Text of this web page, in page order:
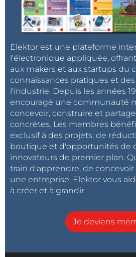
Elektor est une plateforme
l'électronique appliquée,
aux makers et aux startups du
connaissances pratiques et
l'industrie. Depuis les années
encouragé une communauté
concevoir, construire et
concrètes. Les membres
exclusif à des projets, de
boutique et d'opportunités de
innovateurs de premier plan.
train d'apprendre, de
une entreprise, Elektor vous
à créer et à grandir.
Je deviens